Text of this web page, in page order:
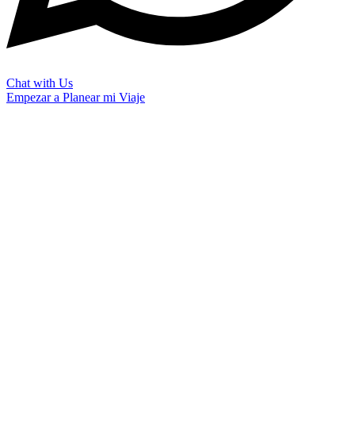
Chat with Us
Empezar a Planear mi Viaje